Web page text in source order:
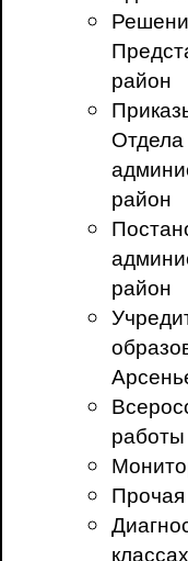
район
район
район
работы
классах